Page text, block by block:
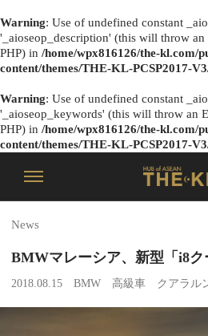
Warning: Use of undefined constant
'_aioseop_description' (this will throw
PHP) in /home/wpx816126/the-kl.com/
content/themes/THE-KL-PCSP2017-
Warning: Use of undefined constant
'_aioseop_keywords' (this will throw an
PHP) in /home/wpx816126/the-kl.com/
content/themes/THE-KL-PCSP2017-
News
BMWマレーシア、新型「i8
2018.08.15 BMW 高級車 クアラル